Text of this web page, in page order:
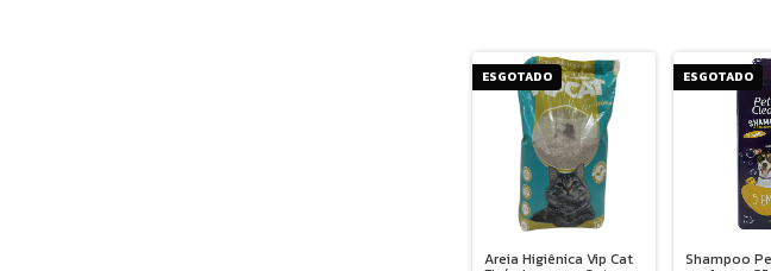
ESGOTADO
Areia Higiênica Vip Cat
ESGOTADO
Shampoo